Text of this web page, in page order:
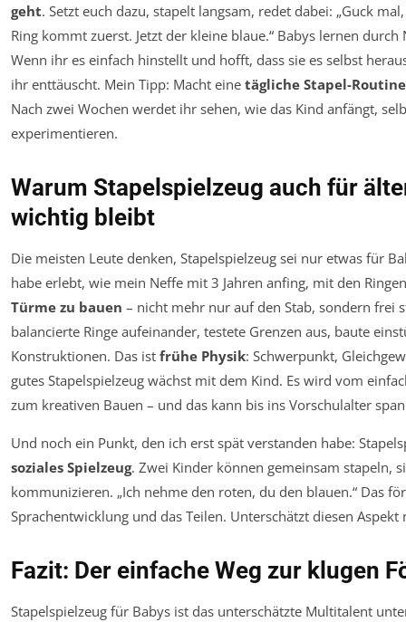
geht. Setzt euch dazu, stapelt langsam, redet dabei: „Guck
Ring kommt zuerst. Jetzt der kleine blaue.“ Babys lernen durch
Wenn ihr es einfach hinstellt und hofft, dass sie es selbst
ihr enttäuscht. Mein Tipp: Macht eine tägliche Stapel-Routine
Nach zwei Wochen werdet ihr sehen, wie das Kind anfängt,
experimentieren.
Warum Stapelspielzeug auch für
wichtig bleibt
Die meisten Leute denken, Stapelspielzeug sei nur etwas für
habe erlebt, wie mein Neffe mit 3 Jahren anfing, mit den
Türme zu bauen – nicht mehr nur auf den Stab, sondern frei
balancierte Ringe aufeinander, testete Grenzen aus, baute
Konstruktionen. Das ist frühe Physik: Schwerpunkt,
gutes Stapelspielzeug wächst mit dem Kind. Es wird vom
zum kreativen Bauen – und das kann bis ins Vorschulalter
Und noch ein Punkt, den ich erst spät verstanden habe:
soziales Spielzeug. Zwei Kinder können gemeinsam stapeln,
kommunizieren. „Ich nehme den roten, du den blauen.“ Das
Sprachentwicklung und das Teilen. Unterschätzt diesen Aspekt
Fazit: Der einfache Weg zur klugen
Stapelspielzeug für Babys ist das unterschätzte Multitalent